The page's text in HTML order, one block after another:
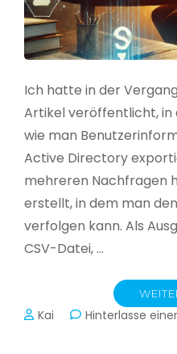
Ich hatte in der
Artikel veröffentlicht, in
wie man
Active Directory
mehreren Nachfragen
erstellt, in dem man
verfolgen kann. Als
CSV-Datei, …
Kai Hinterlasse